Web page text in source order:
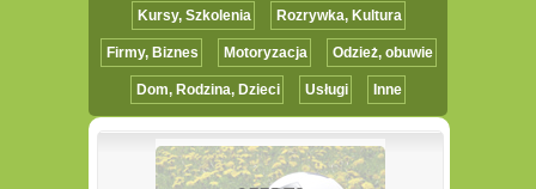
Kursy, Szkolenia Rozrywka, Kultura
Firmy, Biznes Motoryzacja Odzież, obuwie
Dom, Rodzina, Dzieci Usługi Inne